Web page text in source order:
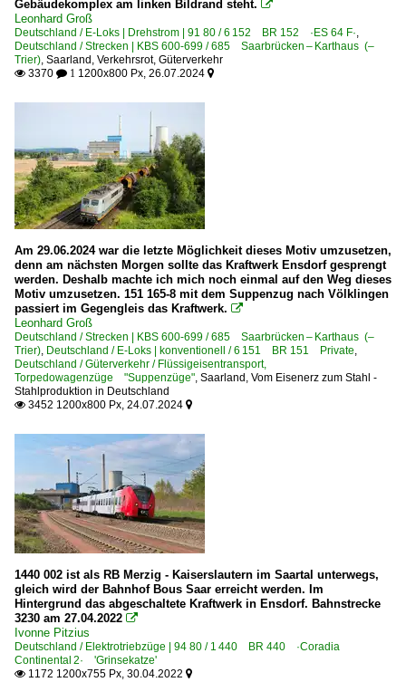
Gebäudekomplex am linken Bildrand steht. 
Leonhard Groß
Deutschland / E-Loks | Drehstrom | 91 80 / 6 152 BR 152 ·ES 64 F·
Deutschland / Strecken | KBS 600-699 / 685 Saarbrücken – Karthaus (–
Trier) Saarland Verkehrsrot, Güterverkehr
 3370  1 1200x800 Px, 26.07.2024 
Am 29.06.2024 war die letzte Möglichkeit dieses Motiv umzusetzen,
denn am nächsten Morgen sollte das Kraftwerk Ensdorf gesprengt
werden. Deshalb machte ich mich noch einmal auf den Weg dieses
Motiv umzusetzen. 151 165-8 mit dem Suppenzug nach Völklingen
passiert im Gegengleis das Kraftwerk. 
Leonhard Groß
Deutschland / Strecken | KBS 600-699 / 685 Saarbrücken – Karthaus (–
Trier) Deutschland / E-Loks | konventionell / 6 151 BR 151 Private
Deutschland / Güterverkehr / Flüssigeisentransport,
Torpedowagenzüge "Suppenzüge" Saarland Vom Eisenerz zum Stahl -
Stahlproduktion in Deutschland
 3452 1200x800 Px, 24.07.2024 
1440 002 ist als RB Merzig - Kaiserslautern im Saartal unterwegs,
gleich wird der Bahnhof Bous Saar erreicht werden. Im
Hintergrund das abgeschaltete Kraftwerk in Ensdorf. Bahnstrecke
3230 am 27.04.2022 
Ivonne Pitzius
Deutschland / Elektrotriebzüge | 94 80 / 1 440 BR 440 ·Coradia
Continental 2· 'Grinsekatze'
 1172 1200x755 Px, 30.04.2022 